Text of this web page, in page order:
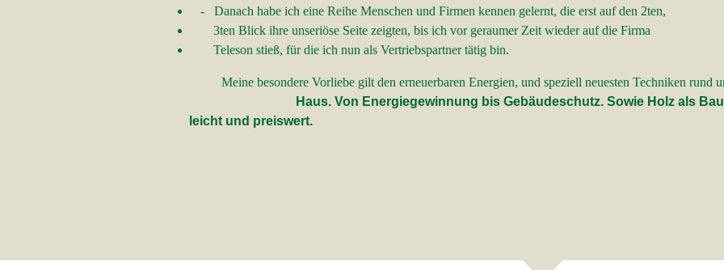
- Danach habe ich eine Reihe Menschen und Firmen kennen gelernt, die erst auf den 2ten,
3ten Blick ihre unseriöse Seite zeigten, bis ich vor geraumer Zeit wieder auf die Firma
Teleson stieß, für die ich nun als Vertriebspartner tätig bin.
Meine besondere Vorliebe gilt den erneuerbaren Energien, und speziell
Haus. Von Energiegewinnung bis Gebäudeschutz. Sowie
leicht und preiswert.